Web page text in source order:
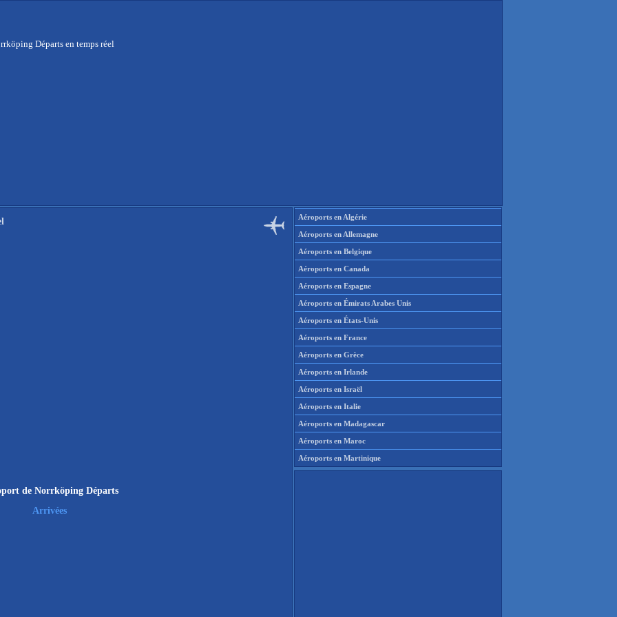
Départs en temps réel
de Norrköping Départs
Arrivées
Aéroports en Algérie
Aéroports en Allemagne
Aéroports en Belgique
Aéroports en Canada
Aéroports en Espagne
Aéroports en Émirats Arabes Unis
Aéroports en États-Unis
Aéroports en France
Aéroports en Grèce
Aéroports en Irlande
Aéroports en Israël
Aéroports en Italie
Aéroports en Madagascar
Aéroports en Maroc
Aéroports en Martinique